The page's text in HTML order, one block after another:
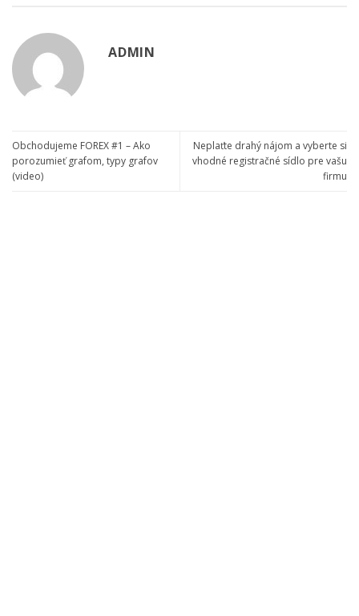
ADMIN
Obchodujeme FOREX #1 – Ako
porozumieť grafom, typy grafov
(video)
Neplaťte drahý nájom a vyberte si
vhodné registračné sídlo pre vašu
firmu